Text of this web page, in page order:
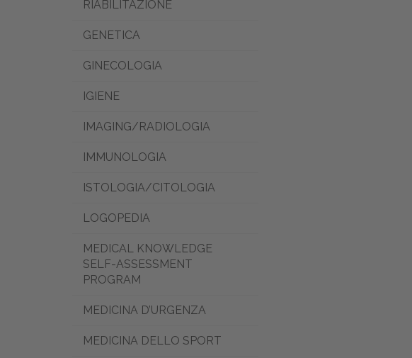
RIABILITAZIONE
GENETICA
GINECOLOGIA
IGIENE
IMAGING/RADIOLOGIA
IMMUNOLOGIA
ISTOLOGIA/CITOLOGIA
LOGOPEDIA
MEDICAL KNOWLEDGE
SELF-ASSESSMENT
PROGRAM
MEDICINA D’URGENZA
MEDICINA DELLO SPORT